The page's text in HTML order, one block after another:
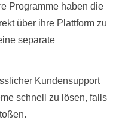
Programme haben die
über ihre Plattform zu
separate
Kundensupport
schnell zu lösen, falls